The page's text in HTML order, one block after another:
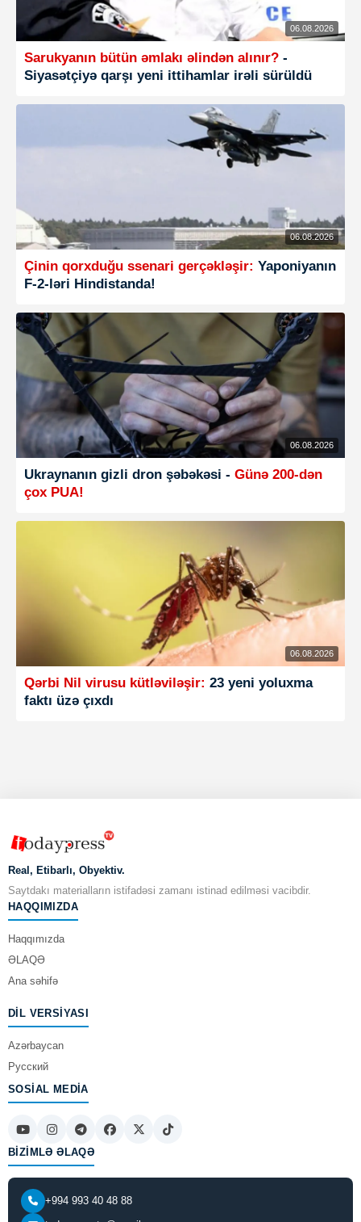
06.08.2026
Sarukyanın bütün əmlakı əlindən alınır? -
Siyasətçiyə qarşı yeni ittihamlar irəli sürüldü
06.08.2026
Çinin qorxduğu ssenari gerçəkləşir: Yaponiyanın
F-2-ləri Hindistanda!
06.08.2026
Ukraynanın gizli dron şəbəkəsi - Günə 200-dən
çox PUA!
06.08.2026
Qərbi Nil virusu kütləviləşir: 23 yeni yoluxma
faktı üzə çıxdı
Real, Etibarlı, Obyektiv.
Saytdakı materialların istifadəsi zamanı istinad edilməsi vacibdir.
HAQQIMIZDA
Haqqımızda
ƏLAQƏ
Ana səhifə
DIL VERSIYASI
Azərbaycan
Русский
SOSIAL MEDIA
BIZIMLƏ ƏLAQƏ
+994 993 40 48 88